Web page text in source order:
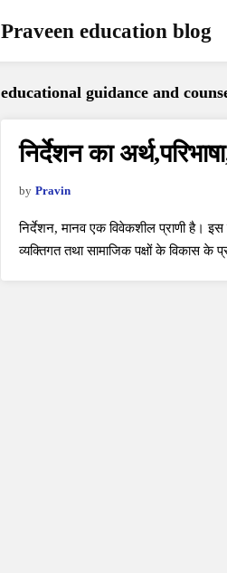
Praveen education blog
educational guidance and
निर्देशन का
by Pravin
निर्देशन, मानव एक विवेकशील प्राणी है।
व्यक्तिगत तथा सामाजिक पक्षों के विकास के